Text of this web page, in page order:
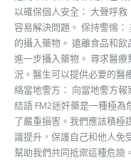
以確保個人安全： 大聲呼
容易解決問題。 保持警惕
的攝入藥物。 遠離食品和
進一步攝入藥物。 尋求醫
況。醫生可以提供必要的醫
絡當地警方： 向當地警方
結語 FM2迷奸藥是一種極
了嚴重損害。我們應該積極
識提升，保護自己和他人免
幫助我們共同抵禦這種危險